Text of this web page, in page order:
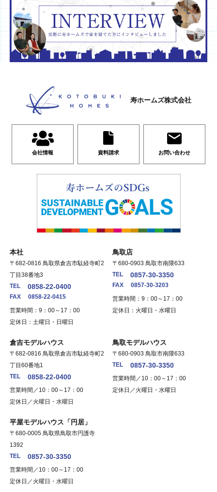
寿ホームズ株式会社
会社情報 資料請求 お問い合わせ
本社
〒682-0816 鳥取県倉吉市駄経寺町2
丁目38番地3
TEL
0858-22-0400
FAX
0858-22-0415
営業時間：9：00～17：00
定休日：土曜日・日曜日
鳥取店
〒680-0903 鳥取市南隈633
TEL
0857-30-3350
FAX
0857-30-3203
営業時間：9：00～17：00
定休日：火曜日・水曜日
倉吉モデルハウス
〒682-0816 鳥取県倉吉市駄経寺町2
丁目60番地1
TEL
0858-22-0400
営業時間／10：00～17：00
定休日／火曜日・水曜日
鳥取モデルハウス
〒680-0903 鳥取市南隈633
TEL
0857-30-3350
営業時間／10：00～17：00
定休日／火曜日・水曜日
平屋モデルハウス「円居」
〒680-0005 鳥取県鳥取市円護寺
1392
TEL
0857-30-3350
営業時間／10：00～17：00
定休日／火曜日・水曜日